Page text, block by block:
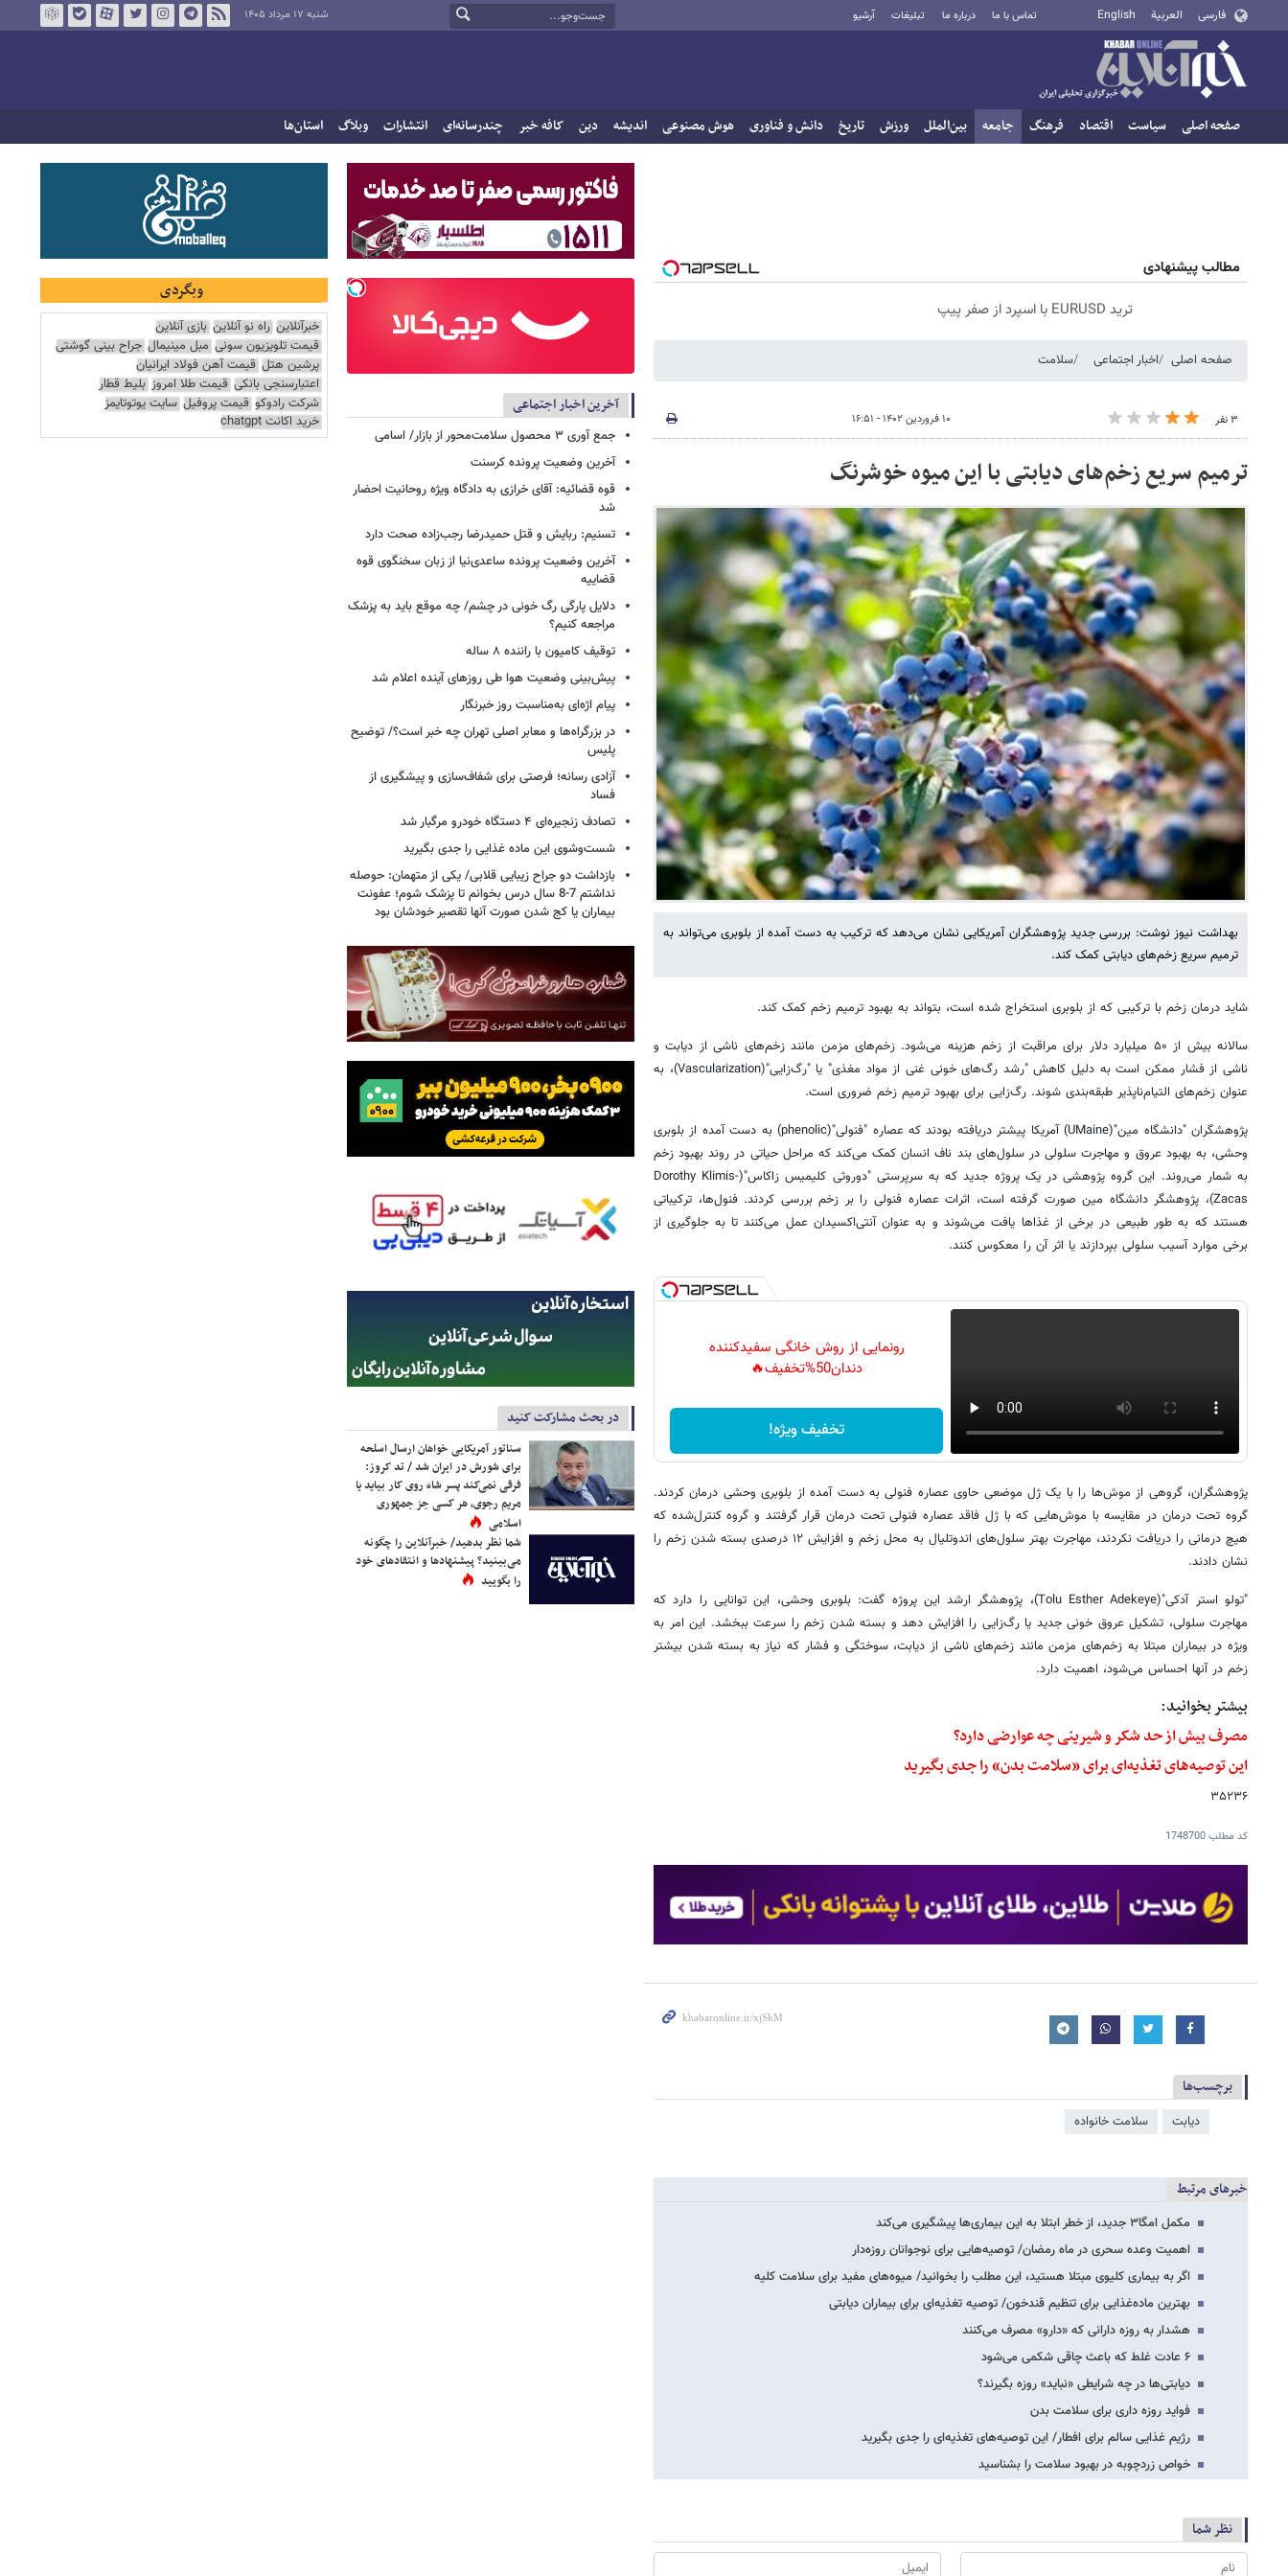
فارسی العربية English تماس با ما درباره ما تبلیغات آرشیو شنبه ۱۷ مرداد ۱۴۰۵
صفحه اصلی سیاست اقتصاد فرهنگ جامعه بین‌الملل ورزش تاریخ دانش و فناوری هوش مصنوعی اندیشه دین کافه خبر چندرسانه‌ای انتشارات وبلاگ استان‌ها
مطالب پیشنهادی
ترید EURUSD با اسپرد از صفر پیپ
صفحه اصلی اخبار اجتماعی سلامت
۳ نفر ۱۰ فروردین ۱۴۰۲ - ۱۶:۵۱
ترمیم سریع زخم‌های دیابتی با این میوه خوشرنگ
بهداشت نیوز نوشت: بررسی جدید پژوهشگران آمریکایی نشان می‌دهد که ترکیب به دست آمده از بلوبری می‌تواند به
ترمیم سریع زخم‌های دیابتی کمک کند.
شاید درمان زخم با ترکیبی که از بلوبری استخراج شده است، بتواند به بهبود ترمیم زخم کمک کند.
سالانه بیش از ۵۰ میلیارد دلار برای مراقبت از زخم هزینه می‌شود. زخم‌های مزمن مانند زخم‌های ناشی از دیابت و
ناشی از فشار ممکن است به دلیل کاهش "رشد رگ‌های خونی غنی از مواد مغذی" یا "رگ‌زایی"(Vascularization)، به‌
عنوان زخم‌های التیام‌ناپذیر طبقه‌بندی شوند. رگ‌زایی برای بهبود ترمیم زخم ضروری است.
پژوهشگران "دانشگاه مین"(UMaine) آمریکا پیشتر دریافته بودند که عصاره "فنولی"(phenolic) به دست آمده از بلوبری
وحشی، به بهبود عروق و مهاجرت سلولی در سلول‌های بند ناف انسان کمک می‌کند که مراحل حیاتی در روند بهبود زخم
به شمار می‌روند. این گروه پژوهشی در یک پروژه جدید که به سرپرستی "دوروثی کلیمیس زاکاس"(Dorothy Klimis-
Zacas)، پژوهشگر دانشگاه مین صورت گرفته است، اثرات عصاره فنولی را بر زخم‌ بررسی کردند. فنول‌ها، ترکیباتی
هستند که به طور طبیعی در برخی از غذاها یافت می‌شوند و به عنوان آنتی‌اکسیدان عمل می‌کنند تا به جلوگیری از
برخی موارد آسیب سلولی بپردازند یا اثر آن را معکوس کنند.
رونمایی از روش خانگی سفیدکننده
دندان50%تخفیف🔥
تخفیف ویژه!
پژوهشگران، گروهی از موش‌ها را با یک ژل موضعی حاوی عصاره فنولی به دست آمده از بلوبری وحشی درمان کردند.
گروه تحت درمان در مقایسه با موش‌هایی که با ژل فاقد عصاره فنولی تحت درمان قرار گرفتند و گروه کنترل‌شده که
هیچ درمانی را دریافت نکردند، مهاجرت بهتر سلول‌های اندوتلیال به محل زخم و افزایش ۱۲ درصدی بسته شدن زخم را
نشان دادند.
"تولو استر آدکی"(Tolu Esther Adekeye)، پژوهشگر ارشد این پروژه گفت: بلوبری وحشی، این توانایی را دارد که
مهاجرت سلولی، تشکیل عروق خونی جدید یا رگ‌زایی را افزایش دهد و بسته شدن زخم را سرعت ببخشد. این امر به
ویژه در بیماران مبتلا به زخم‌های مزمن مانند زخم‌های ناشی از دیابت، سوختگی و فشار که نیاز به بسته شدن بیشتر
زخم در آنها احساس می‌شود، اهمیت دارد.
بیشتر بخوانید:
مصرف بیش از حد شکر و شیرینی چه عوارضی دارد؟
این توصیه‌های تغذیه‌ای برای «سلامت بدن» را جدی بگیرید
۳۵۲۳۶
کد مطلب1748700
برچسب‌ها
دیابت سلامت خانواده
خبرهای مرتبط
مکمل امگا۳ جدید، از خطر ابتلا به این بیماری‌ها پیشگیری می‌کند
اهمیت وعده سحری در ماه رمضان/ توصیه‌هایی برای نوجوانان روزه‌دار
اگر به بیماری کلیوی مبتلا هستید، این مطلب را بخوانید/ میوه‌های مفید برای سلامت کلیه
بهترین ماده‌غذایی برای تنظیم قندخون/ توصیه تغذیه‌ای برای بیماران دیابتی
هشدار به روزه دارانی که «دارو» مصرف می‌کنند
۶ عادت غلط که باعث چاقی شکمی می‌شود
دیابتی‌ها در چه شرایطی «نباید» روزه بگیرند؟
فواید روزه داری برای سلامت بدن
رژیم غذایی سالم برای افطار/ این توصیه‌های تغذیه‌ای را جدی بگیرید
خواص زردچوبه در بهبود سلامت را بشناسید
نظر شما
آخرین اخبار اجتماعی
جمع آوری ۳ محصول سلامت‌محور از بازار/ اسامی
آخرین وضعیت پرونده کرسنت
قوه قضائیه: آقای خرازی به دادگاه ویژه روحانیت احضار
شد
تسنیم: ربایش و قتل حمیدرضا رجب‌زاده صحت دارد
آخرین وضعیت پرونده ساعدی‌نیا از زبان سخنگوی قوه
قضاییه
دلایل پارگی رگ خونی در چشم/ چه موقع باید به پزشک
مراجعه کنیم؟
توقیف کامیون با راننده ۸ ساله
پیش‌بینی وضعیت هوا طی روزهای آینده اعلام شد
پیام اژه‌ای به‌مناسبت روز خبرنگار
در بزرگراه‌ها و معابر اصلی تهران چه خبر است؟/ توضیح
پلیس
آزادی رسانه؛ فرصتی برای شفاف‌سازی و پیشگیری از
فساد
تصادف زنجیره‌ای ۴ دستگاه خودرو مرگبار شد
شست‌وشوی این ماده غذایی را جدی بگیرید
بازداشت دو جراح زیبایی قلابی/ یکی از متهمان: حوصله
نداشتم 7-8 سال درس بخوانم تا پزشک شوم؛ عفونت
بیماران یا کج شدن صورت آنها تقصیر خودشان بود
در بحث مشارکت کنید
سناتور آمریکایی خواهان ارسال اسلحه
برای شورش در ایران شد / تد کروز:
فرقی نمی‌کند پسر شاه روی کار بیاید یا
مریم رجوی، هر کسی جز جمهوری
اسلامی
شما نظر بدهید/ خبرآنلاین را چگونه
می‌بینید؟ پیشنهادها و انتقادهای خود
را بگویید
وبگردی
خبرآنلاین راه نو آنلاین بازی آنلاین
قیمت تلویزیون سونی مبل مینیمال جراح بینی گوشتی
پرشین هتل قیمت آهن فولاد ایرانیان
اعتبارسنجی بانکی قیمت طلا امروز بلیط قطار
شرکت رادوکو قیمت پروفیل سایت یوتوتایمز
خرید اکانت chatgpt